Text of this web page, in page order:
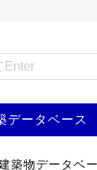
データベース
築物データベ